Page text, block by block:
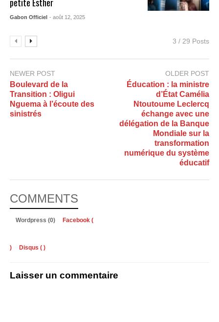
Gabon Officiel - août 12, 2025
3 / 29 Posts
NEWER POST
Boulevard de la
Transition : Oligui
Nguema à l’écoute des
sinistrés
OLDER POST
Éducation : la ministre
d’État Camélia
Ntoutoume Leclercq
échange avec une
délégation de la Banque
Mondiale sur la
transformation
numérique du système
éducatif
COMMENTS
Wordpress (0) Facebook (
) Disqus ( )
Laisser un commentaire